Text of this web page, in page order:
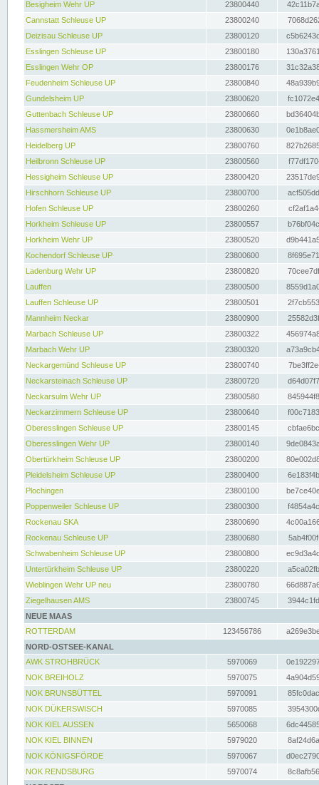
Besigheim Wehr UP
23800440
Cannstatt Schleuse UP
23800240
Deizisau Schleuse UP
23800120
Esslingen Schleuse UP
23800180
Esslingen Wehr OP
23800176
Feudenheim Schleuse UP
23800840
Gundelsheim UP
23800620
Guttenbach Schleuse UP
23800660
Hassmersheim AMS
23800630
Heidelberg UP
23800760
Heilbronn Schleuse UP
23800560
Hessigheim Schleuse UP
23800420
Hirschhorn Schleuse UP
23800700
Hofen Schleuse UP
23800260
Horkheim Schleuse UP
23800557
Horkheim Wehr UP
23800520
Kochendorf Schleuse UP
23800600
Ladenburg Wehr UP
23800820
Lauffen
23800500
Lauffen Schleuse UP
23800501
Mannheim Neckar
23800900
Marbach Schleuse UP
23800322
Marbach Wehr UP
23800320
Neckargemünd Schleuse UP
23800740
Neckarsteinach Schleuse UP
23800720
Neckarsulm Wehr UP
23800580
Neckarzimmern Schleuse UP
23800640
Oberesslingen Schleuse UP
23800145
Oberesslingen Wehr UP
23800140
Obertürkheim Schleuse UP
23800200
Pleidelsheim Schleuse UP
23800400
Plochingen
23800100
Poppenweiler Schleuse UP
23800300
Rockenau SKA
23800690
Rockenau Schleuse UP
23800680
Schwabenheim Schleuse UP
23800800
Untertürkheim Schleuse UP
23800220
Wieblingen Wehr UP neu
23800780
Ziegelhausen AMS
23800745
NEUE MAAS
ROTTERDAM
123456786
NORD-OSTSEE-KANAL
AWK STROHBRÜCK
5970069
NOK BREIHOLZ
5970075
NOK BRUNSBÜTTEL
5970091
NOK DÜKERSWISCH
5970085
NOK KIEL AUSSEN
5650068
NOK KIEL BINNEN
5979020
NOK KÖNIGSFÖRDE
5970067
NOK RENDSBURG
5970074